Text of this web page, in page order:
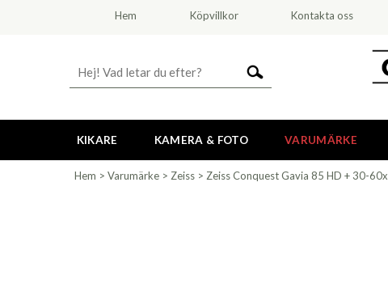
Hem Köpvillkor Kontakta oss
KIKARE KAMERA & FOTO VARUMÄRKE
Hem > Varumärke > Zeiss > Zeiss Conquest Gavia 85 HD + 30-60x